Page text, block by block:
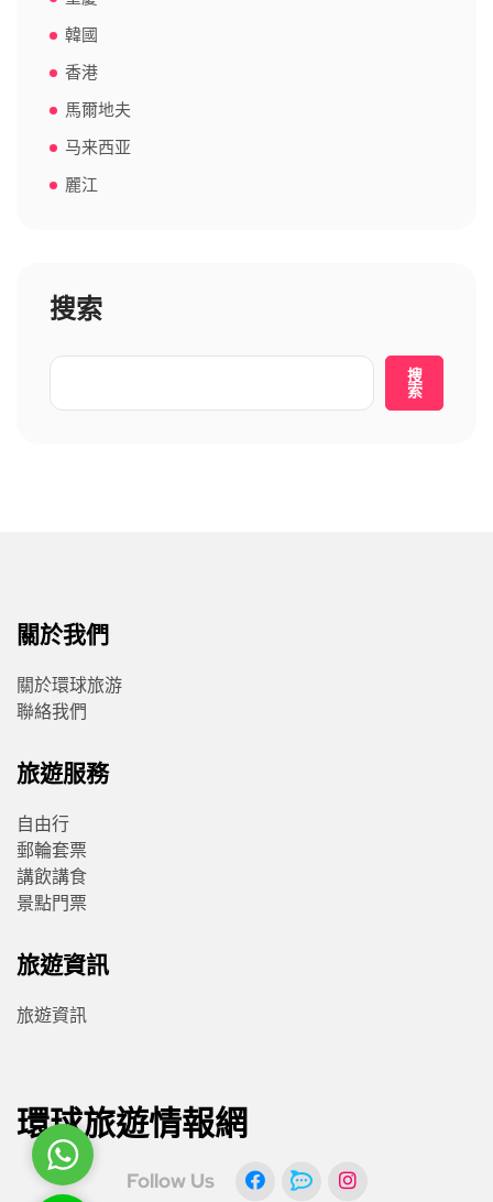
韓國
香港
馬爾地夫
马来西亚
麗江
搜索
搜
索
關於我們
關於環球旅游
聯絡我們
旅遊服務
自由行
郵輪套票
講飲講食
景點門票
旅遊資訊
旅遊資訊
環球旅遊情報網
Follow Us
WhatsApp